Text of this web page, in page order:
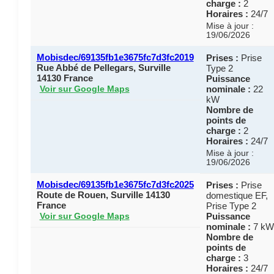
charge : 2
Horaires : 24/7
Mise à jour :
19/06/2026
Mobisdec/69135fb1e3675fc7d3fc2019
Rue Abbé de Pellegars, Surville
14130 France
Voir sur Google Maps
Prises : Prise
Type 2
Puissance
nominale : 22
kW
Nombre de
points de
charge : 2
Horaires : 24/7
Mise à jour :
19/06/2026
Mobisdec/69135fb1e3675fc7d3fc2025
Route de Rouen, Surville 14130
France
Voir sur Google Maps
Prises : Prise
domestique EF,
Prise Type 2
Puissance
nominale : 7 kW
Nombre de
points de
charge : 3
Horaires : 24/7